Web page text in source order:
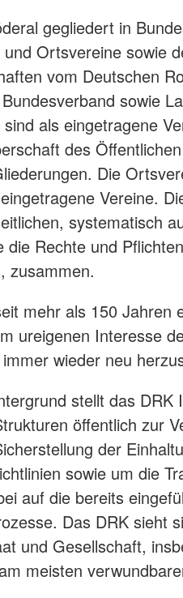
gegliedert in
Ortsvereine sowie
vom Deutschen
sowie
als eingetragene
des
Die
Vereine.
systematisch
die Rechte und
zusammen.
mehr als 150 Jahren
ureigenen Interesse
wieder neu
stellt das DRK
öffentlich zur
der
sowie um die
auf die bereits
Das DRK sieht
und Gesellschaft,
meisten